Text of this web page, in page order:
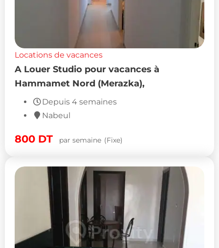
Locations de vacances
A Louer Studio pour vacances à
Hammamet Nord (Merazka),
Depuis 4 semaines
Nabeul
800 DT par semaine (Fixe)